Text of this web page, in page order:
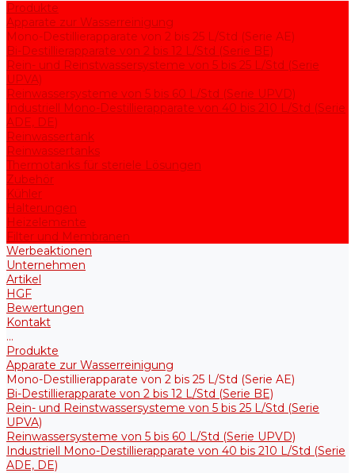
Produkte
Apparate zur Wasserreinigung
Mono-Destillierapparate von 2 bis 25 L/Std (Serie AE)
Bi-Destillierapparate von 2 bis 12 L/Std (Serie BE)
Rein- und Reinstwassersysteme von 5 bis 25 L/Std (Serie
UPVA)
Reinwassersysteme von 5 bis 60 L/Std (Serie UPVD)
Industriell Mono-Destillierapparate von 40 bis 210 L/Std (Serie
ADE, DE)
Reinwassertank
Reinwassertanks
Thermotanks für steriele Lösungen
Zubehör
Kühler
Halterungen
Heizelemente
Filter und Membranen
Werbeaktionen
Unternehmen
Artikel
HGF
Bewertungen
Kontakt
...
Produkte
Apparate zur Wasserreinigung
Mono-Destillierapparate von 2 bis 25 L/Std (Serie AE)
Bi-Destillierapparate von 2 bis 12 L/Std (Serie BE)
Rein- und Reinstwassersysteme von 5 bis 25 L/Std (Serie
UPVA)
Reinwassersysteme von 5 bis 60 L/Std (Serie UPVD)
Industriell Mono-Destillierapparate von 40 bis 210 L/Std (Serie
ADE, DE)